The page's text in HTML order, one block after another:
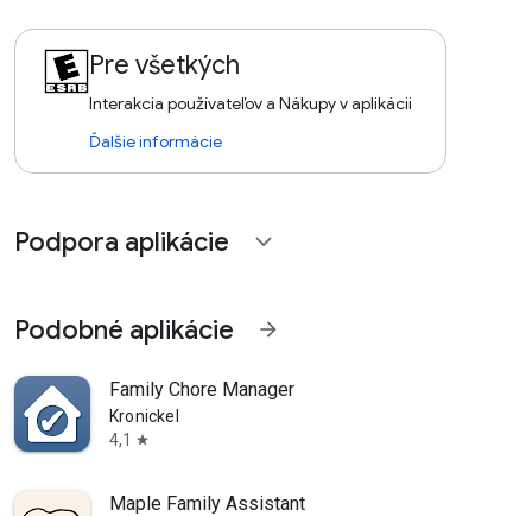
Pre všetkých
Interakcia používateľov a Nákupy v aplikácii
Ďalšie informácie
Podpora aplikácie expand_more
Podobné aplikácie arrow_forward
Family Chore Manager
Kronickel
4,1
star
Maple Family Assistant